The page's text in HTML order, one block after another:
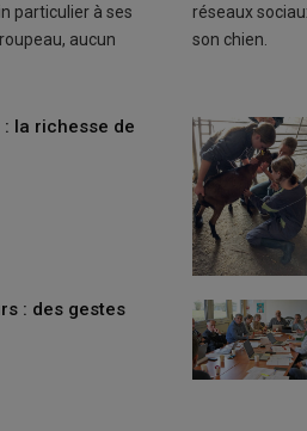
particulier à ses
aucun
réseaux
son chien.
la richesse de
: des gestes